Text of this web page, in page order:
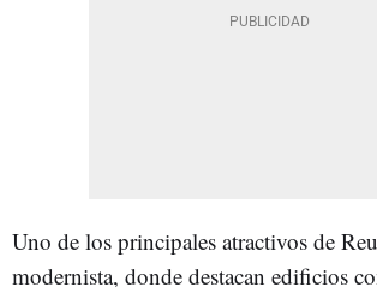
Uno de los principales atractivos de
modernista, donde destacan edificios